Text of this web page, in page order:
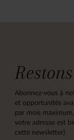
Abonnez-vous à
et opportunités
par mois
votre adresse est
cette newsletter)